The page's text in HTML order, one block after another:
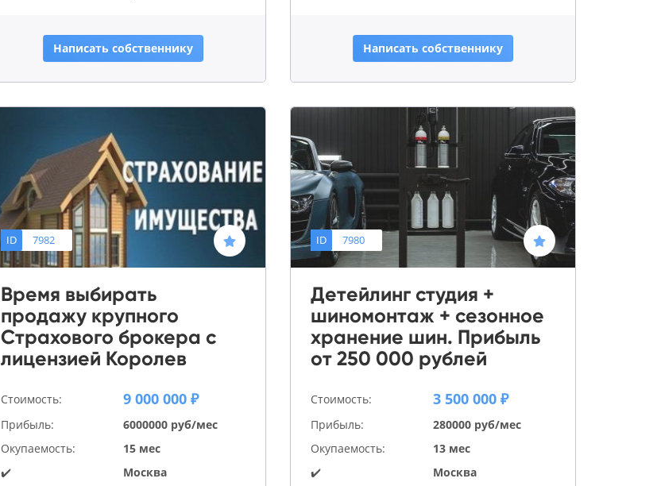
Написать собственнику Написать собственнику
ID 7982
Время выбирать
продажу крупного
Страхового брокера с
лицензией Королев
Стоимость: 9 000 000 ₽
Прибыль:
6000000 руб/мес
Окупаемость:
15 мес
✔️
Москва
ID 7980
Детейлинг студия +
шиномонтаж + сезонное
хранение шин. Прибыль
от 250 000 рублей
Стоимость: 3 500 000 ₽
Прибыль:
280000 руб/мес
Окупаемость:
13 мес
✔️
Москва